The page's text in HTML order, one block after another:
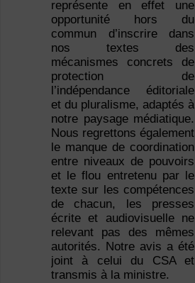
représente en effet une
opportunité hors du
commun d’inscrire dans
nos textes des
mécanismes concrets de
protection de
l’indépendance éditoriale
et du pluralisme, adaptés à
notre paysage médiatique.
Nous regrettons également
le manque de coordination
entre niveaux de pouvoirs
et le flou entretenu par le
texte sur les compétences
de chacun, les presses
écrite et audiovisuelle ne
relevant pas des mêmes
autorités. Notre avis a été
joint à celui du CSA et
transmis à la ministre.